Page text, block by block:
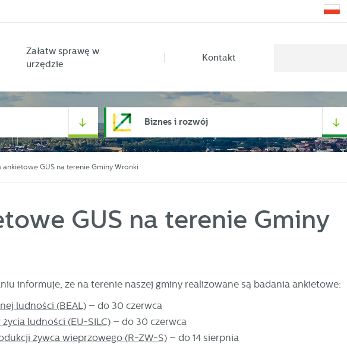
Załatw sprawę w
urzędzie
Kontakt
Biznes i rozwój
ankietowe GUS na terenie Gminy Wronki
GUS na terenie Gminy
informuje, że na terenie naszej gminy realizowane są badania ankietowe:
ludności (BEAL)– do 30 czerwca
ludności (EU-SILC)– do 30 czerwca
żywca wieprzowego (R-ZW-S)– do 14 sierpnia